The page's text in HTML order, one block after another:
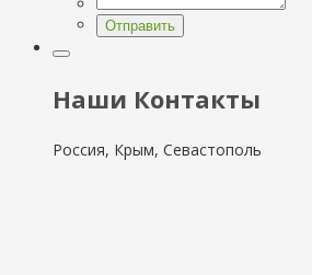
Отправить
Наши Контакты
Россия, Крым, Севастополь